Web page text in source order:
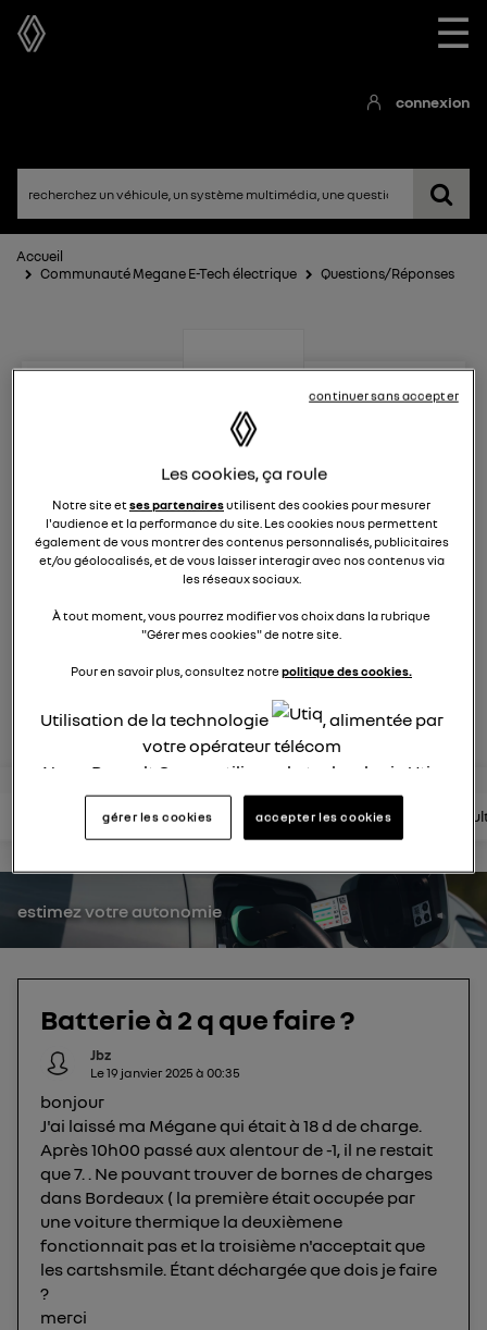
☰
connexion
Accueil
Communauté Megane E-Tech électrique
Questions/Réponses
Megane E-Tech électrique
électriques RENAULT
2120membres
nouvelle ère 100% électrique
posez une question
rejoignez
lire les questions lire les articles consultez la brochure
estimez votre autonomie
Batterie à 2 q que faire ?
Jbz
Le19 janvier 2025 à 00:35
bonjour
J'ai laissé ma Mégane qui était à 18 d de charge.
Après 10h00 passé aux alentour de -1, il ne restait
que 7. . Ne pouvant trouver de bornes de charges
dans Bordeaux ( la première était occupée par
une voiture thermique la deuxièmene
fonctionnait pas et la troisième n'acceptait que
les cartshsmile. Étant déchargée que dois je faire
?
merci
Les cookies, ça roule
Notre site etses partenairesutilisent des cookies pour mesurer
l'audience et la performance du site. Les cookies nous permettent
également de vous montrer des contenus personnalisés, publicitaires
et/ou géolocalisés, et de vous laisser interagir avec nos contenus via
les réseaux sociaux.
À tout moment, vous pourrez modifier vos choix dans la rubrique
"Gérer mes cookies" de notre site.
Pour en savoir plus, consultez notrepolitique des cookies.
Utilisation de la technologie
, alimentée par
votre opérateur télécom
Nous, Renault Group, utilisons la technologie Utiq
pour nos activités digitales (telles que décrites
dans cette notice de consentement) et liées à
utilisez une connexion internet fournie parun
opérateur télécom participantet que vous
consentez sur chaque site).
La technologie Utiq a été conçue pour la
protection de vos données personnelles en vous
offrant choix et contrôle.
Elle utilise un identifiant créé par votre opérateur
télécom basé sur votre adresse IP et une référence
de votre contrat internet (ex : votre numéro de
L'identifiant est associé à votre connexion
internet. Ainsi, toutes les personnes utilisant la
même connexion et ayant consenties se verront
attribuer le même identifiant. En général :
Pour une connexion foyer(ex : Wi-Fi), la personnalisation sera basée
sur la navigation des membres du foyer ayant consentis.
Pour uneconnexion mobile, la personnalisation sera basée
gérer les cookies accepter les cookies
continuer sans accepter